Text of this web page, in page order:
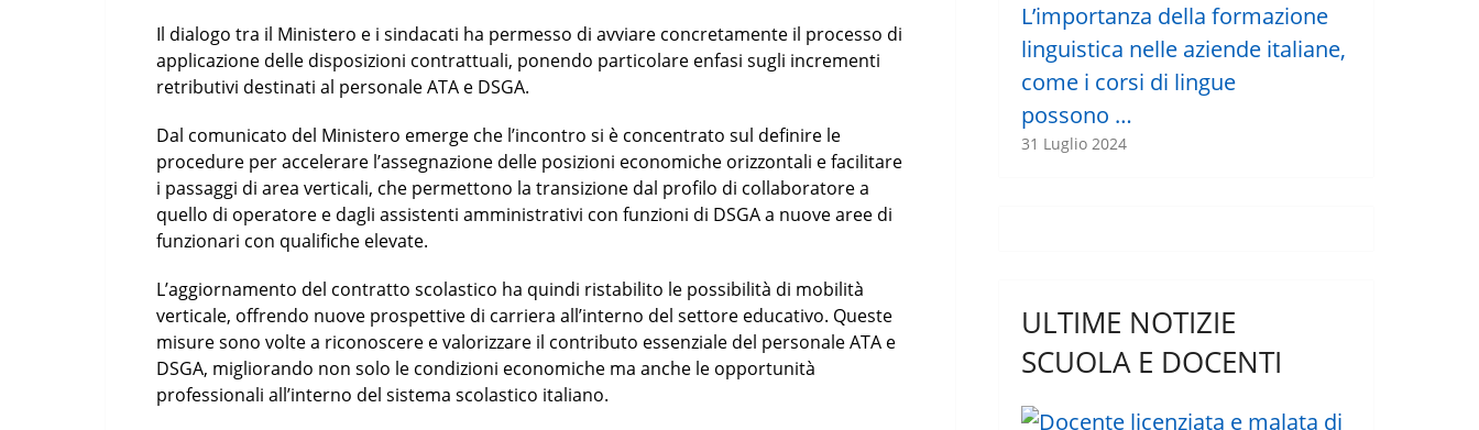
Il dialogo tra il Ministero e i sindacati ha permesso di avviare concretamente il processo di
applicazione delle disposizioni contrattuali, ponendo particolare enfasi sugli incrementi
retributivi destinati al personale ATA e DSGA.
Dal comunicato del Ministero emerge che l’incontro si è concentrato sul definire le
procedure per accelerare l’assegnazione delle posizioni economiche orizzontali e facilitare
i passaggi di area verticali, che permettono la transizione dal profilo di collaboratore a
quello di operatore e dagli assistenti amministrativi con funzioni di DSGA a nuove aree di
funzionari con qualifiche elevate.
L’aggiornamento del contratto scolastico ha quindi ristabilito le possibilità di mobilità
verticale, offrendo nuove prospettive di carriera all’interno del settore educativo. Queste
misure sono volte a riconoscere e valorizzare il contributo essenziale del personale ATA e
DSGA, migliorando non solo le condizioni economiche ma anche le opportunità
professionali all’interno del sistema scolastico italiano.
L’importanza della formazione
linguistica nelle aziende italiane,
come i corsi di lingue
possono …
31 Luglio 2024
ULTIME NOTIZIE
SCUOLA E DOCENTI